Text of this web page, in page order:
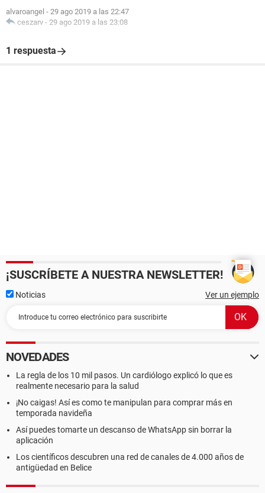
alvaroangel - 29 ago 2019 a las 22:47
ceszarv - 29 ago 2019 a las 23:08
1 respuesta
¡SUSCRÍBETE A NUESTRA NEWSLETTER!
Noticias Ver un ejemplo
NOVEDADES
La regla de los 10 mil pasos. Un cardiólogo explicó lo que es
realmente necesario para la salud
¡No caigas! Así es como te manipulan para comprar más en
temporada navideña
Así puedes tomarte un descanso de WhatsApp sin borrar la
aplicación
Los científicos descubren una red de canales de 4.000 años de
antigüedad en Belice